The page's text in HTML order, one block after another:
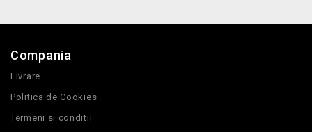
Compania
Livrare
Politica de Cookies
Termeni si conditii